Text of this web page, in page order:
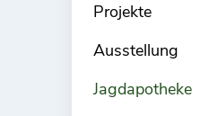
Projekte
Ausstellung
Jagdapotheke